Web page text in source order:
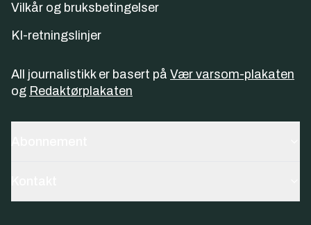
Vilkår og bruksbetingelser
KI-retningslinjer
All journalistikk er basert på Vær varsom-plakaten
og Redaktørplakaten